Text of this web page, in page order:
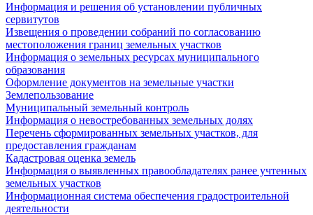
Информация и решения об установлении публичных
сервитутов
Извещения о проведении собраний по согласованию
местоположения границ земельных участков
Информация о земельных ресурсах муниципального
образования
Оформление документов на земельные участки
Землепользование
Муниципальный земельный контроль
Информация о невостребованных земельных долях
Перечень сформированных земельных участков, для
предоставления гражданам
Кадастровая оценка земель
Информация о выявленных правообладателях ранее учтенных
земельных участков
Информационная система обеспечения градостроительной
деятельности